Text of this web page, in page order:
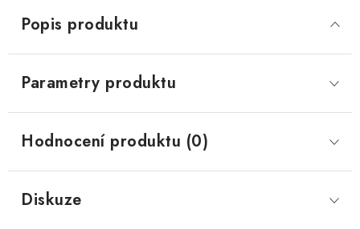
Popis produktu
Parametry produktu
Hodnocení produktu (0)
Diskuze